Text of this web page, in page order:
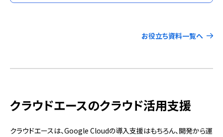
お役立ち資料一覧へ
クラウドエースのクラウド活用支援
クラウドエースは、Google Cloudの導入支援はもちろん、開発から運